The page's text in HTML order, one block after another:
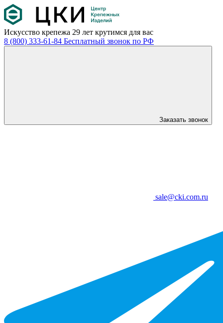
Искусство крепежа 29 лет крутимся для вас
8 (800) 333-61-84 Бесплатный звонок по РФ
Заказать звонок
sale@cki.com.ru